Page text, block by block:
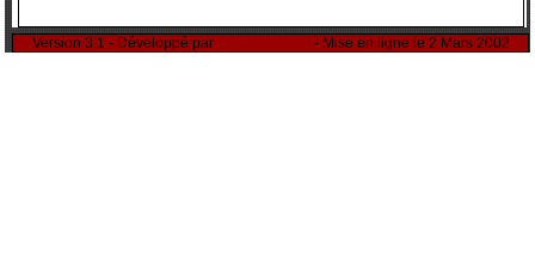
Version 3.1 - Développé par - Mise en ligne le 2 Mars 2002